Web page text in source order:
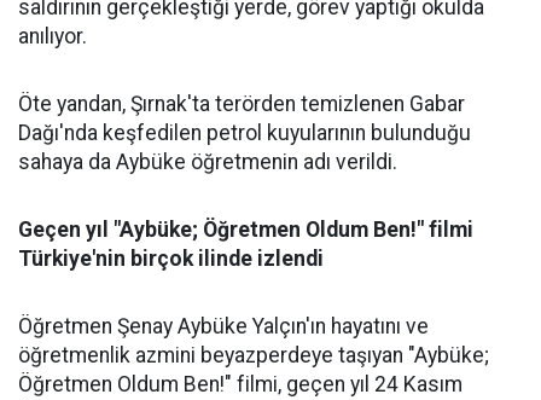
saldırının gerçekleştiği yerde, görev yaptığı okulda
anılıyor.
Öte yandan, Şırnak'ta terörden temizlenen Gabar
Dağı'nda keşfedilen petrol kuyularının bulunduğu
sahaya da Aybüke öğretmenin adı verildi.
Geçen yıl "Aybüke; Öğretmen Oldum Ben!" filmi
Türkiye'nin birçok ilinde izlendi
Öğretmen Şenay Aybüke Yalçın'ın hayatını ve
öğretmenlik azmini beyazperdeye taşıyan "Aybüke;
Öğretmen Oldum Ben!" filmi, geçen yıl 24 Kasım